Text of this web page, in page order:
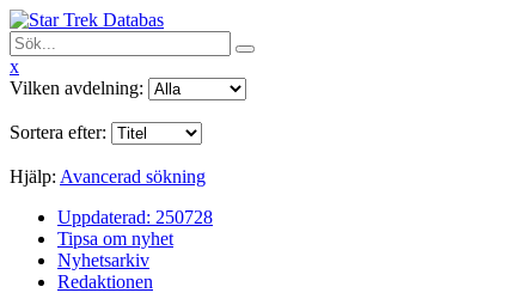
x
Vilken avdelning:
Sortera efter:
Hjälp: Avancerad sökning
Uppdaterad: 250728
Tipsa om nyhet
Nyhetsarkiv
Redaktionen